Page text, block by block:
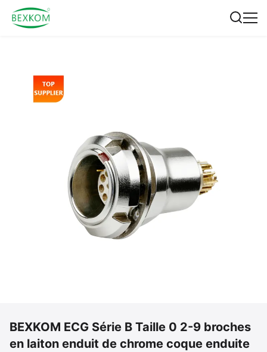
BEXKOM ECG Série B Taille 0 2-9 broches
en laiton enduit de chrome coque enduite